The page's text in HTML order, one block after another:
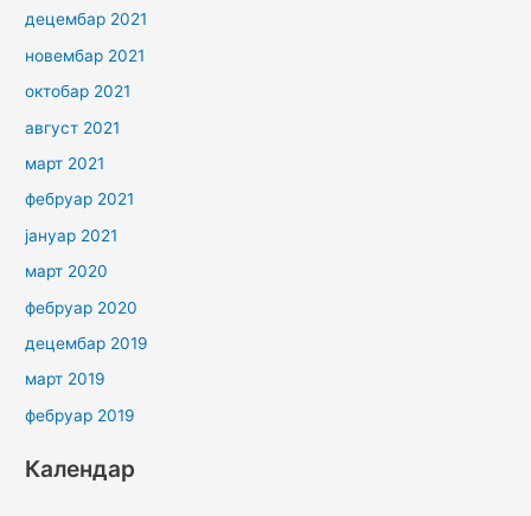
децембар 2021
новембар 2021
октобар 2021
август 2021
март 2021
фебруар 2021
јануар 2021
март 2020
фебруар 2020
децембар 2019
март 2019
фебруар 2019
Календар